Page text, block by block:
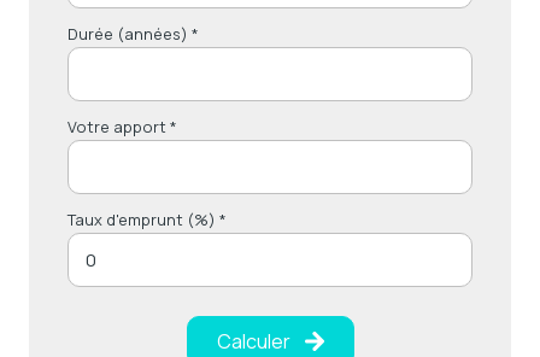
Durée (années) *
Votre apport *
Taux d'emprunt (%) *
Calculer